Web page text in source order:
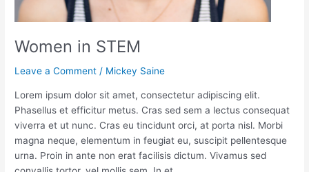
Women in STEM
Leave a Comment / Mickey Saine
Lorem ipsum dolor sit amet, consectetur adipiscing elit.
Phasellus et efficitur metus. Cras sed sem a lectus consequat
viverra et ut nunc. Cras eu tincidunt orci, at porta nisl. Morbi
magna neque, elementum in feugiat eu, suscipit pellentesque
urna. Proin in ante non erat facilisis dictum. Vivamus sed